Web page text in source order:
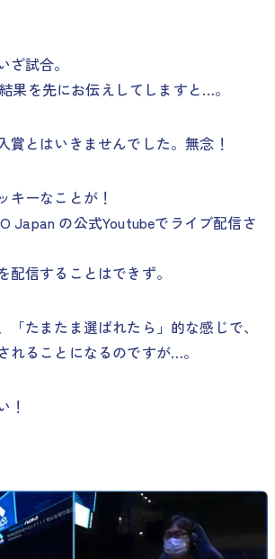
試合。
果を先にお伝えしてしますと…。
賞とはいきませんでした。無念！
キーなことが！
Japan の公式Youtubeでライブ配信さ
信することはできず。
「たまたま選ばれたら」的な感じで、
れることになるのですが…。
！